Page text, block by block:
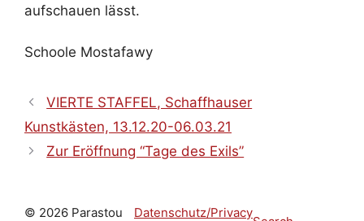
aufschauen lässt.
Schoole Mostafawy
VIERTE STAFFEL, Schaffhauser
Kunstkästen, 13.12.20-06.03.21
Zur Eröffnung “Tage des Exils”
© 2026 Parastou Datenschutz/Privacy